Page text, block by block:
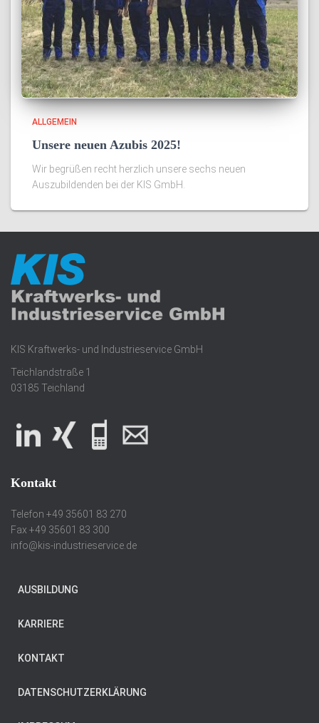
ALLGEMEIN
Unsere neuen Azubis 2025!
Wir begrüßen recht herzlich unsere sechs neuen
Auszubildenden bei der KIS GmbH.
KIS Kraftwerks- und Industrieservice GmbH
Teichlandstraße 1
03185 Teichland
Kontakt
Telefon +49 35601 83 270
Fax +49 35601 83 300
info@kis-industrieservice.de
AUSBILDUNG
KARRIERE
KONTAKT
DATENSCHUTZERKLÄRUNG